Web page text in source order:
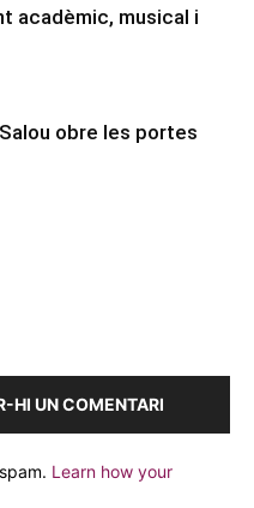
acadèmic, musical i
obre les portes
HI UN COMENTARI
Learn how your